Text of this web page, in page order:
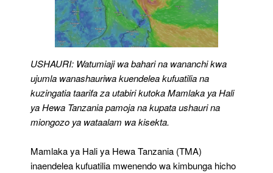
USHAURI: Watumiaji wa bahari na wananchi kwa
ujumla wanashauriwa kuendelea kufuatilia na
kuzingatia taarifa za utabiri kutoka Mamlaka ya Hali
ya Hewa Tanzania pamoja na kupata ushauri na
miongozo ya wataalam wa kisekta.
Mamlaka ya Hali ya Hewa Tanzania (TMA)
inaendelea kufuatilia mwenendo wa kimbunga hicho